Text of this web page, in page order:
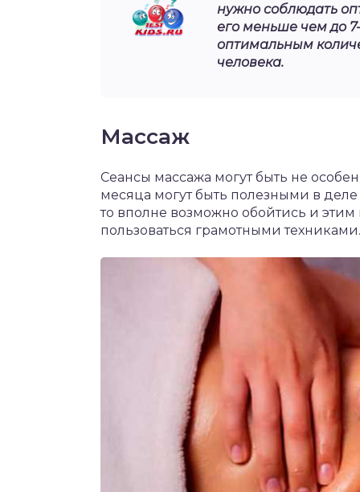
нужно соблюдать
его меньше чем до
оптимальным
человека.
Массаж
Сеансы массажа могут быть не
месяца могут быть полезными в
то вполне возможно обойтись и
пользоваться грамотными техниками.